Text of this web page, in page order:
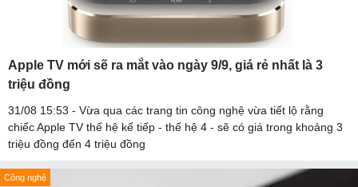
Apple TV mới sẽ ra mắt vào ngày 9/9, giá rẻ nhất là 3
triệu đồng
31/08 15:53 - Vừa qua các trang tin công nghệ vừa tiết lộ rằng
chiếc Apple TV thế hệ kế tiếp - thế hệ 4 - sẽ có giá trong khoảng 3
triệu đồng đến 4 triệu đồng
Công nghệ